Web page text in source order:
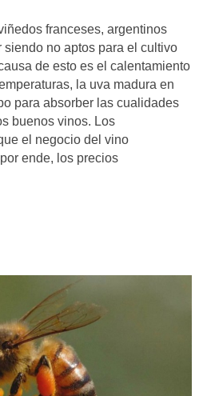
franceses, argentinos
no aptos para el cultivo
de esto es el calentamiento
la uva madura en
para absorber las cualidades
buenos vinos. Los
el negocio del vino
ende, los precios